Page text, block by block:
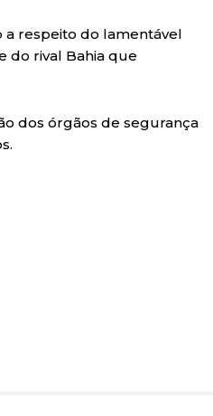
a respeito do lamentável
do rival Bahia que
dos órgãos de segurança